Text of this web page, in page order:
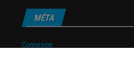
MÉTA
Connexion